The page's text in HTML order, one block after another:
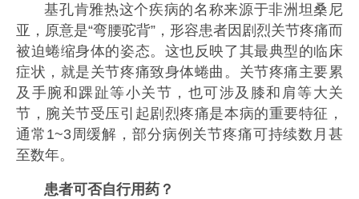
基孔肯雅热这个疾病的名称来源于非洲坦桑尼
亚，原意是“弯腰驼背”，形容患者因剧烈关节疼痛而
被迫蜷缩身体的姿态。这也反映了其最典型的临床
症状，就是关节疼痛致身体蜷曲。关节疼痛主要累
及手腕和踝趾等小关节，也可涉及膝和肩等大关
节，腕关节受压引起剧烈疼痛是本病的重要特征，
通常1~3周缓解，部分病例关节疼痛可持续数月甚
至数年。
患者可否自行用药？